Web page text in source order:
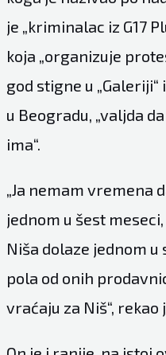
je „kriminalac iz G17
koja „organizuje
god stigne u
u Beogradu, „valjda
ima“.
„Ja nemam vremena
jednom u šest
Niša dolaze jednom u
pola od onih
vraćaju za Niš“, rekao